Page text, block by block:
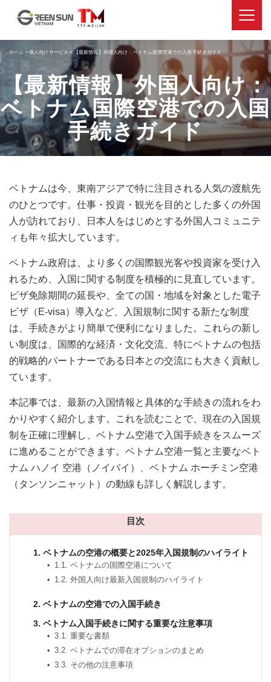
【最新情報】外国人向け：
ベトナム国際空港での入国
手続きガイド
ホーム » 個人向けサービス »【最新情報】外国人向け：ベトナム国際空港での入国手続きガイド
ベトナムは今、東南アジアで特に注目される人気の渡航先
のひとつです。仕事・投資・観光を目的とした多くの外国
人が訪れており、日本人をはじめとする外国人コミュニテ
ィも年々拡大しています。
ベトナム政府は、より多くの国際観光客や投資家を受け入
れるため、入国に関する制度を積極的に見直しています。
ビザ免除期間の延長や、全ての国・地域を対象とした電子
ビザ（E-visa）導入など、入国規制に関する新たな制度
は、手続きがより簡単で便利になりました。これらの新し
い制度は、国際的な経済・文化交流、特にベトナムの包括
的戦略的パートナーである日本との交流にも大きく貢献し
ています。
本記事では、最新の入国情報と具体的な手続きの流れをわ
かりやすく紹介します。これを読むことで、現在の入国規
制を正確に理解し、ベトナム空港で入国手続きをスムーズ
に進めることができます。ベトナム空港一覧と主要なベト
ナム ハノイ 空港（ノイバイ）、ベトナム ホーチミン空港
（タンソンニャット）の動線も詳しく解説します。
目次
1. ベトナムの空港の概要と2025年入国規制のハイライト
1.1. ベトナムの国際空港について
1.2. 外国人向け最新入国規制のハイライト
2. ベトナムの空港での入国手続き
3. ベトナム入国手続きに関する重要な注意事項
3.1. 重要な書類
3.2. ベトナムでの滞在オプションのまとめ
3.3. その他の注意事項